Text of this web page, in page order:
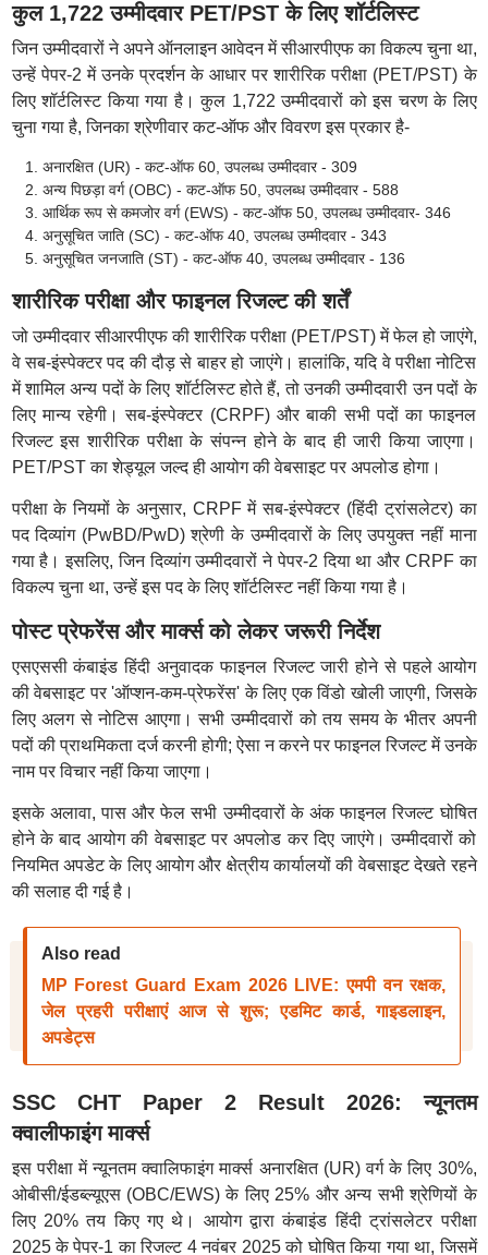
कुल 1,722 उम्मीदवार PET/PST के लिए शॉर्टलिस्ट
जिन उम्मीदवारों ने अपने ऑनलाइन आवेदन में सीआरपीएफ का विकल्प चुना था,
उन्हें पेपर-2 में उनके प्रदर्शन के आधार पर शारीरिक परीक्षा (PET/PST) के
लिए शॉर्टलिस्ट किया गया है। कुल 1,722 उम्मीदवारों को इस चरण के लिए
चुना गया है, जिनका श्रेणीवार कट-ऑफ और विवरण इस प्रकार है-
अनारक्षित (UR) - कट-ऑफ 60, उपलब्ध उम्मीदवार - 309
अन्य पिछड़ा वर्ग (OBC) - कट-ऑफ 50, उपलब्ध उम्मीदवार - 588
आर्थिक रूप से कमजोर वर्ग (EWS) - कट-ऑफ 50, उपलब्ध उम्मीदवार- 346
अनुसूचित जाति (SC) - कट-ऑफ 40, उपलब्ध उम्मीदवार - 343
अनुसूचित जनजाति (ST) - कट-ऑफ 40, उपलब्ध उम्मीदवार - 136
शारीरिक परीक्षा और फाइनल रिजल्ट की शर्तें
जो उम्मीदवार सीआरपीएफ की शारीरिक परीक्षा (PET/PST) में फेल हो जाएंगे,
वे सब-इंस्पेक्टर पद की दौड़ से बाहर हो जाएंगे। हालांकि, यदि वे परीक्षा नोटिस
में शामिल अन्य पदों के लिए शॉर्टलिस्ट होते हैं, तो उनकी उम्मीदवारी उन पदों के
लिए मान्य रहेगी। सब-इंस्पेक्टर (CRPF) और बाकी सभी पदों का फाइनल
रिजल्ट इस शारीरिक परीक्षा के संपन्न होने के बाद ही जारी किया जाएगा।
PET/PST का शेड्यूल जल्द ही आयोग की वेबसाइट पर अपलोड होगा।
परीक्षा के नियमों के अनुसार, CRPF में सब-इंस्पेक्टर (हिंदी ट्रांसलेटर) का
पद दिव्यांग (PwBD/PwD) श्रेणी के उम्मीदवारों के लिए उपयुक्त नहीं माना
गया है। इसलिए, जिन दिव्यांग उम्मीदवारों ने पेपर-2 दिया था और CRPF का
विकल्प चुना था, उन्हें इस पद के लिए शॉर्टलिस्ट नहीं किया गया है।
पोस्ट प्रेफरेंस और मार्क्स को लेकर जरूरी निर्देश
एसएससी कंबाइंड हिंदी अनुवादक फाइनल रिजल्ट जारी होने से पहले आयोग
की वेबसाइट पर 'ऑप्शन-कम-प्रेफरेंस' के लिए एक विंडो खोली जाएगी, जिसके
लिए अलग से नोटिस आएगा। सभी उम्मीदवारों को तय समय के भीतर अपनी
पदों की प्राथमिकता दर्ज करनी होगी; ऐसा न करने पर फाइनल रिजल्ट में उनके
नाम पर विचार नहीं किया जाएगा।
इसके अलावा, पास और फेल सभी उम्मीदवारों के अंक फाइनल रिजल्ट घोषित
होने के बाद आयोग की वेबसाइट पर अपलोड कर दिए जाएंगे। उम्मीदवारों को
नियमित अपडेट के लिए आयोग और क्षेत्रीय कार्यालयों की वेबसाइट देखते रहने
की सलाह दी गई है।
Also read
MP Forest Guard Exam 2026 LIVE: एमपी वन रक्षक,
जेल प्रहरी परीक्षाएं आज से शुरू; एडमिट कार्ड, गाइडलाइन,
अपडेट्स
SSC CHT Paper 2 Result 2026: न्यूनतम
क्वालीफाइंग मार्क्स
इस परीक्षा में न्यूनतम क्वालिफाइंग मार्क्स अनारक्षित (UR) वर्ग के लिए 30%,
ओबीसी/ईडब्ल्यूएस (OBC/EWS) के लिए 25% और अन्य सभी श्रेणियों के
लिए 20% तय किए गए थे। आयोग द्वारा कंबाइंड हिंदी ट्रांसलेटर परीक्षा
2025 के पेपर-1 का रिजल्ट 4 नवंबर 2025 को घोषित किया गया था, जिसमें